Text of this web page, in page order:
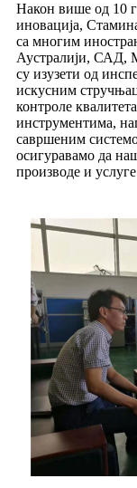
Након више од 10
иновација,
са многим
Аустралији, САД,
су изузети од
искусним
контроле
инструментима,
савршеним
осигуравамо да
производе и